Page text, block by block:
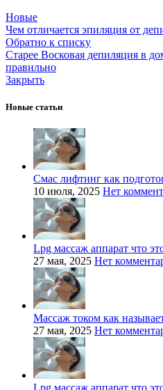
Новые
Чем отличается эпиляция от
Обратно к списку
Старее Восковая депиляция в
правильно
Закрыть
Новые статьи
Смас лифтинг как
10 июля, 2025 Нет
Lpg массаж аппарат что
27 мая, 2025 Нет
Массаж током как
27 мая, 2025 Нет
Lpg массаж аппарат что